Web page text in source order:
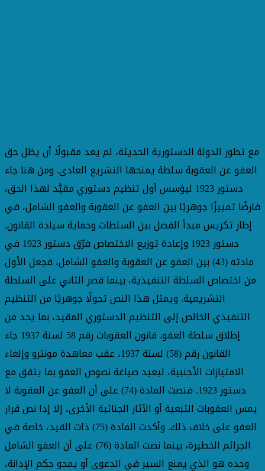
مع تطور الدولة الدستورية الحديثة، لم يعد مقبولًا أن يظل حق
العفو عن العقوبة سلطة يمنحها التشريع العادى. ومن هنا جاء
دستور 1923 ليؤسس أول تنظيم دستوري مقيَّد لهذا الحق،
فارضًا تمييزًا جوهريًا بين العفو عن العقوبة والعفو الشامل، في
إطار تكريس مبدأ الفصل بين السلطات وحماية سيادة القانون.
دستور 1923 وإعادة توزيع الاختصاص فرّق دستور 1923 في
مادته (43) بين العفو عن العقوبة والعفو الشامل، فجعل الأول
من اختصاص السلطة التنفيذية، بينما قصر الثاني على السلطة
التشريعية. ويمثل هذا النص تحولًا جوهريًا من التنظيم
التنفيذي الخالص إلى التنظيم الدستوري المقيد، بما يحد من
إطلاق سلطة العفو. قانون العقوبات رقم 58 لسنة 1937 جاء
القانون رقم (58) لسنة 1937، عقب معاهدة مونترو وإلغاء
الامتيازات الأجنبية، ليعيد صياغة نصوص العفو بما يتفق مع
دستور 1923. فنصت المادة (74) على أن العفو عن العقوبة لا
يمس العقوبات التبعية أو الآثار الجنائية الأخرى، إلا إذا نص قرار
العفو على خلاف ذلك. وأكدت المادة (75) ذات القيد، خاصة في
الجرائم الخطيرة، بينما نصت المادة (76) على أن العفو الشامل
وحده هو الذي يمنع السير في الدعوى أو يمحو حكم الإدانة،